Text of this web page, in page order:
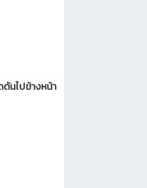
นไปข้างหน้า